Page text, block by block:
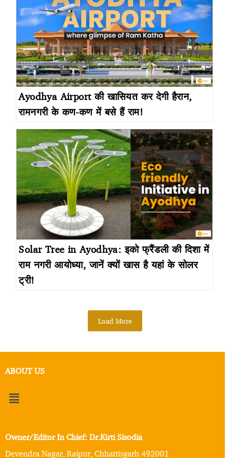
Ayodhya Airport की खासियत कर देगी हैरान,
रामनगरी के कण-कण में बसे हैं राम!
Solar Tree in Ayodhya: इको फ्रैंडली की दिशा में
राम नगरी आयोध्या, जानें क्यों खास है यहां के सोलर
ट्री!
Load More
ABOUT US
Owner/Editor In Chief: Dr.Kirti Sisodia
Devendra Nagar, Raipur, Chhattisgarh 492001